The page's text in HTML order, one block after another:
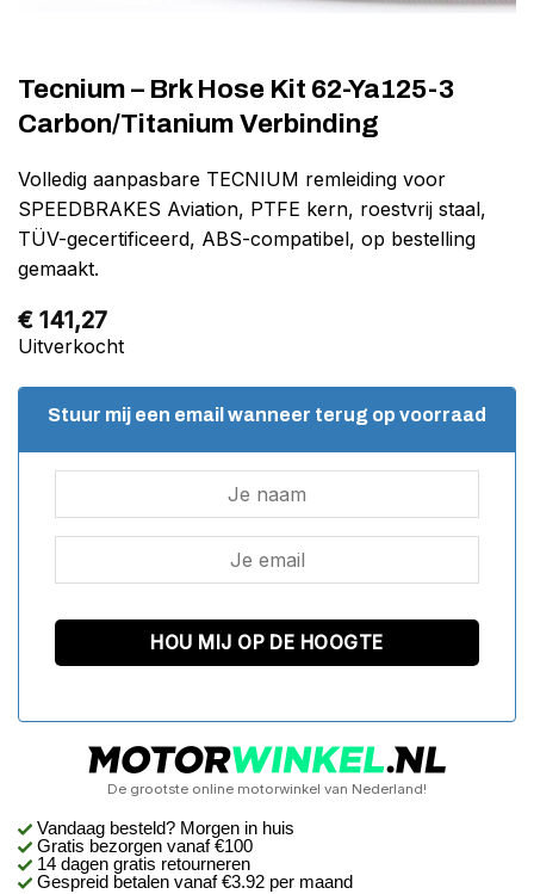
Tecnium – Brk Hose Kit 62-Ya125-3
Carbon/Titanium Verbinding
Volledig aanpasbare TECNIUM remleiding voor
SPEEDBRAKES Aviation, PTFE kern, roestvrij staal,
TÜV-gecertificeerd, ABS-compatibel, op bestelling
gemaakt.
€ 141,27
Uitverkocht
Stuur mij een email wanneer terug op voorraad
De grootste online motorwinkel van Nederland!
Vandaag besteld? Morgen in huis
Gratis bezorgen vanaf €100
14 dagen gratis retourneren
Gespreid betalen vanaf €3.92 per maand